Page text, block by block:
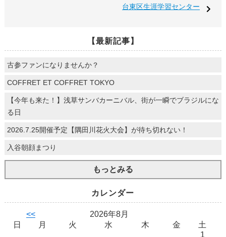
台東区生涯学習センター
【最新記事】
古参ファンになりませんか？
COFFRET ET COFFRET TOKYO
【今年も来た！】浅草サンバカーニバル、街が一瞬でブラジルにな
る日
2026.7.25開催予定【隅田川花火大会】が待ち切れない！
入谷朝顔まつり
もっとみる
カレンダー
<<
2026年8月
日
月 火 水 木 金
土
1